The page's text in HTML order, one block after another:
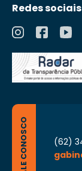
Redes sociais
FALE CONOSCO
(62)